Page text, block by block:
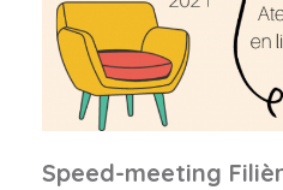
Speed-meeting